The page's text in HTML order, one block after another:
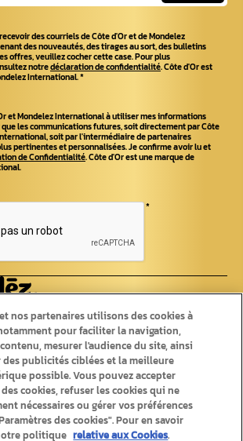
des courriels de Côte d'Or et de Mondelez
des nouveautés, des tirages au sort, des bulletins
offres, veuillez cocher cette case. Pour plus
notredéclaration de confidentialité. Côte d'Or est
International.*
et Mondelez International à utiliser mes informations
les communications futures, soit directement par Côte
soit par l'intermédiaire de partenaires
pertinentes et personnalisées. Je confirme avoir lu et
de Confidentialité. Côte d'Or est une marque de
*
Recettes
Recettes originales
Recettes d'été
Recettes d'hiver
nos partenaires utilisons des cookies à
pour faciliter la navigation,
mesurer l'audience du site, ainsi
publicités ciblées et la meilleure
possible. Vous pouvez accepter
cookies, refuser les cookies qui ne
nécessaires ou gérer vos préférences
des cookies". Pour en savoir
politique relative aux Cookies.